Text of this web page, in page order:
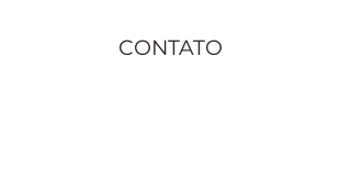
CONTATO